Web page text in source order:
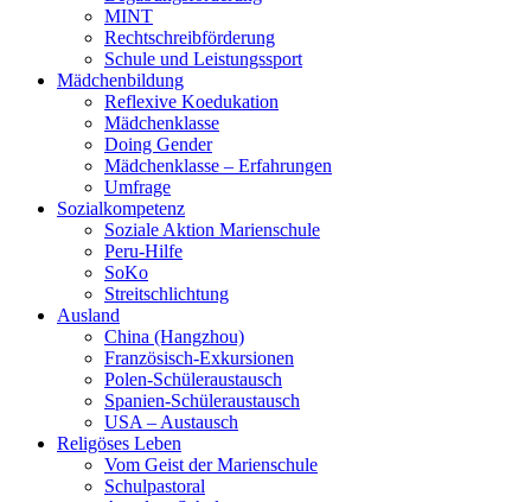
MINT
Rechtschreibförderung
Schule und Leistungssport
Mädchenbildung
Reflexive Koedukation
Mädchenklasse
Doing Gender
Mädchenklasse – Erfahrungen
Umfrage
Sozialkompetenz
Soziale Aktion Marienschule
Peru-Hilfe
SoKo
Streitschlichtung
Ausland
China (Hangzhou)
Französisch-Exkursionen
Polen-Schüleraustausch
Spanien-Schüleraustausch
USA – Austausch
Religöses Leben
Vom Geist der Marienschule
Schulpastoral